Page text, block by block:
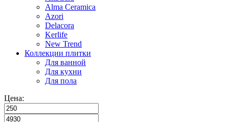
Аlma Ceramica
Azori
Delacora
Kerlife
New Trend
Коллекции плитки
Для ванной
Для кухни
Для пола
Цена: